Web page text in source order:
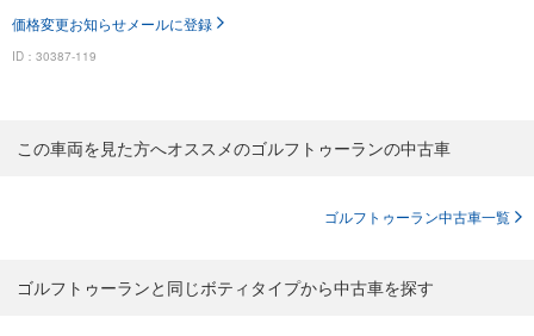
価格変更お知らせメールに登録
ID：30387-119
この車両を見た方へオススメのゴルフトゥーランの中古車
ゴルフトゥーラン中古車一覧
ゴルフトゥーランと同じボティタイプから中古車を探す